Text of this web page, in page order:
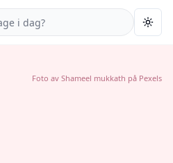
Foto av Shameel mukkath på Pexels